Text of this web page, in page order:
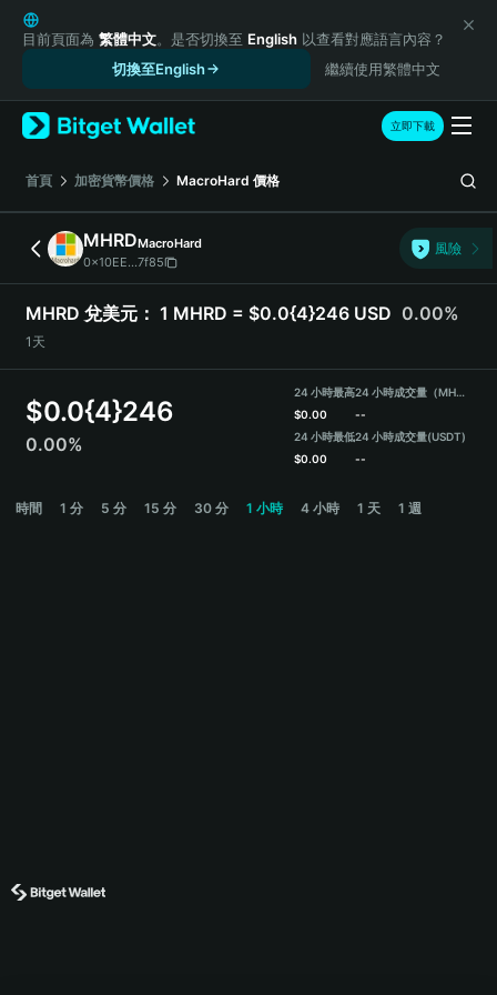
English
日本語
Русский
Español (Latinoamérica)
Türkçe
Italiano
Deutsch
简体中文
繁體中文
Português (Portugal)
Bahasa Indonesia
Español
目前頁面為 繁體中文。是否切換至 English 以查看對應語言內容？
切換至English
繼續使用繁體中文
立即下載
首頁 加密貨幣價格 MacroHard 價格
MHRDMacroHard
0x10EE...7f85
風險
MHRD 兌美元： 1 MHRD = $0.0{4}246 USD 0.00%
1天
$0.0{4}246
0.00%
24 小時最高
$0.00
24 小時最低
$0.00
24 小時成交量（MHRD）
--
24 小時成交量(USDT)
--
時間 1 分 5 分 15 分 30 分 1 小時 4 小時 1 天 1 週